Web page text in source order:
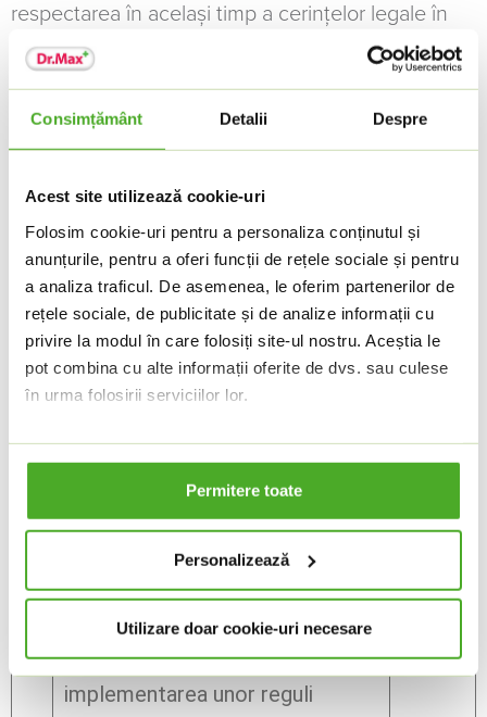
Consimțământ Detalii Despre
Acest site utilizează cookie-uri
Folosim cookie-uri pentru a personaliza conținutul și
anunțurile, pentru a oferi funcții de rețele sociale și pentru
a analiza traficul. De asemenea, le oferim partenerilor de
rețele sociale, de publicitate și de analize informații cu
privire la modul în care folosiți site-ul nostru. Aceștia le
pot combina cu alte informații oferite de dvs. sau culese
în urma folosirii serviciilor lor.
Vă păstrăm consimțământul pentru setarea stocării
oricând această setareAICI.
Dacă doriți să aflați mai multe, aruncați o privire la
declarația noastră privind cookie-urile
Permitere toate
Personalizează
Utilizare doar cookie-uri necesare
respectarea în același timp a cerințelor legale în
vigoare. În cazul în care Societatea va stabili că
are un interes legitim sau o obligație legală de a
caracter personal în alte scopuri, veți fi informați în
Estimăm că activitățile de prelucrare detaliate mai
sus vor necesita stocarea datelor cu caracter
personal pe următoarele perioade:
Scop Durata
1
Asigurarea pazei și protecției
incinta spațiilor Societății prin
implementarea unui sistem de
supraveghere video.
zile*;
Asigurarea pazei și protecției
bunurilor și persoanelor aflate în
incinta spațiilor Societății, prin
implementarea unor reguli